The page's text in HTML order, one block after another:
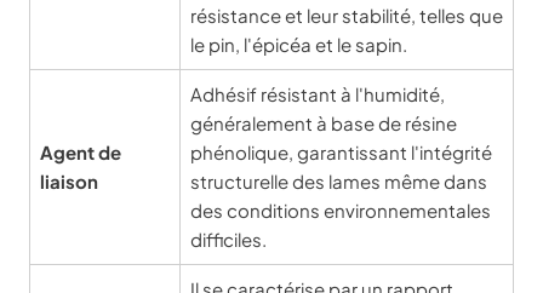
résistance et leur stabilité, telles que
le pin, l'épicéa et le sapin.
Agent de
liaison
Adhésif résistant à l'humidité,
généralement à base de résine
phénolique, garantissant l'intégrité
structurelle des lames même dans
des conditions environnementales
difficiles.